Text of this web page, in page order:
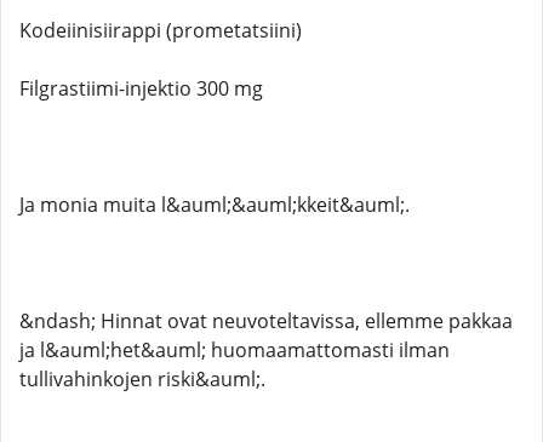
Kodeiinisiirappi (prometatsiini)
Filgrastiimi-injektio 300 mg
Ja monia muita l&auml;&auml;kkeit&auml;.
&ndash; Hinnat ovat neuvoteltavissa, ellemme pakkaa
ja l&auml;het&auml; huomaamattomasti ilman
tullivahinkojen riski&auml;.